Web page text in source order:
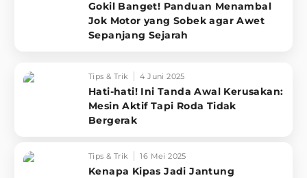
Gokil Banget! Panduan Menambal
Jok Motor yang Sobek agar Awet
Sepanjang Sejarah
Tips & Trik 4 Juni 2025
Hati-hati! Ini Tanda Awal Kerusakan:
Mesin Aktif Tapi Roda Tidak
Bergerak
Tips & Trik 16 Mei 2025
Kenapa Kipas Jadi Jantung